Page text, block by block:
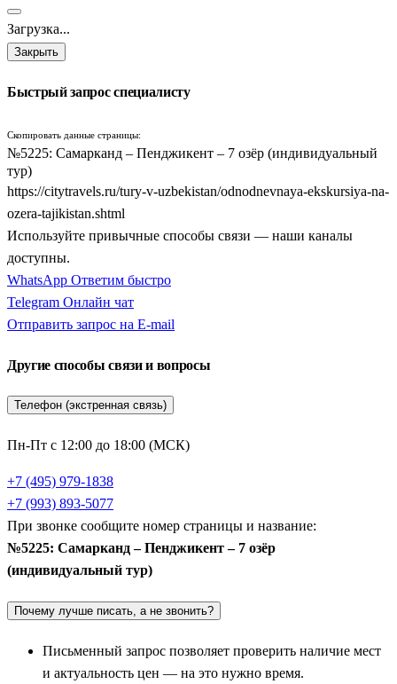
Загрузка...
Закрыть
Быстрый запрос специалисту
Скопировать данные страницы:
№5225: Самарканд – Пенджикент – 7 озёр (индивидуальный
тур)
https://citytravels.ru/tury-v-uzbekistan/odnodnevnaya-ekskursiya-na-
ozera-tajikistan.shtml
Используйте привычные способы связи — наши каналы
доступны.
WhatsApp Ответим быстро
Telegram Онлайн чат
Отправить запрос на E-mail
Другие способы связи и вопросы
Телефон (экстренная связь)
Пн-Пт с 12:00 до 18:00 (МСК)
+7 (495) 979-1838
+7 (993) 893-5077
При звонке сообщите номер страницы и название:
№5225: Самарканд – Пенджикент – 7 озёр
(индивидуальный тур)
Почему лучше писать, а не звонить?
Письменный запрос позволяет проверить наличие мест
и актуальность цен — на это нужно время.